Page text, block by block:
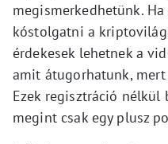
megismerkedhetünk.
kóstolgatni a
érdekesek lehetnek a
amit átugorhatunk,
Ezek regisztráció nélkül
megint csak egy plusz